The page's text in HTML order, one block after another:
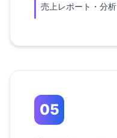
売上レポート・分析
05